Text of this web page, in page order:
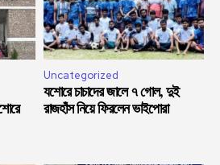
Uncategorized
যশোরে চাচাদের জালে ৭ গোল, দুই
রাজহাঁস নিয়ে ফিরলেন ভাইপোরা